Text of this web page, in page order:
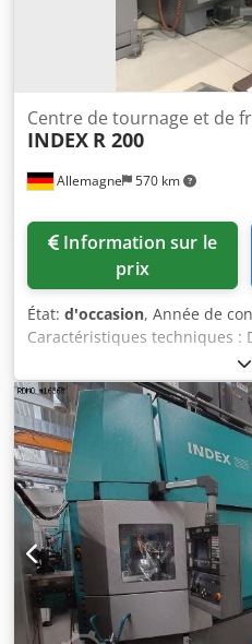
Allemagne 570 km
Centre de tournage et de
INDEX R 200
prix
État: d'occasion, Année de
Caractéristiques techniques :
65 mm Longueur de tournage
C200-4D SL Course de l’axe
Course de l’axe Z, contre-
X, contre-broche : 600 mm
Course de l’axe Y2 : ± 80 mm
45 m/min Avance rapide des
rapide des axes Z : 45 m/min
broche 1 : 5 000 tr/min
35,5/27,5 kW Couple de la
de rotation de la broche 2 : 5
broche 2 : 35,5/27,5 kW
170/125 Nm Axe C : 0,00014
Porte-outil de la broche : AD